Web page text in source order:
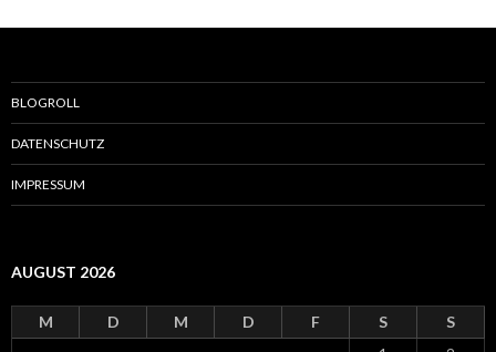
a
h
BLOGROLL
DATENSCHUTZ
IMPRESSUM
AUGUST 2026
M D M D F S S